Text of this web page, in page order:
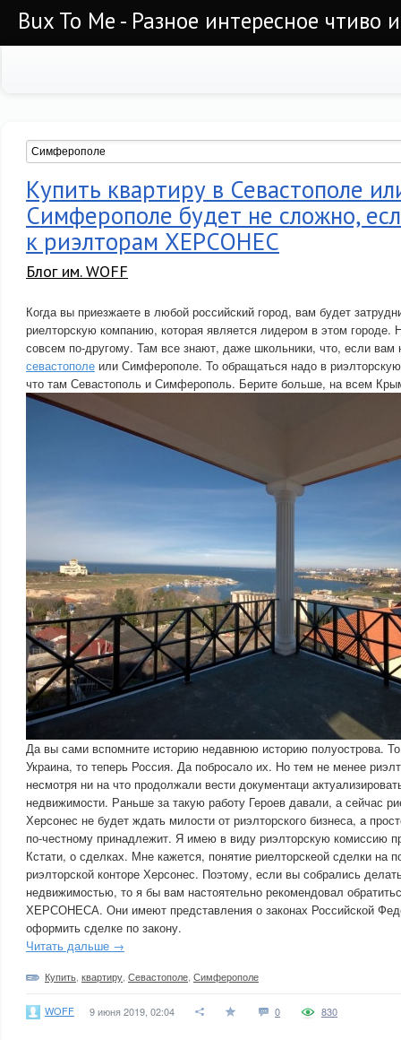
Bux To Me - Разное интересное чтиво
Купить квартиру в Севастополе
Симферополе будет не сложно,
к риэлторам ХЕРСОНЕС
Блог им. WOFF
Когда вы приезжаете в любой российский город, вам будет
риелторскую компанию, которая является лидером в этом городе.
совсем по-другому. Там все знают, даже школьники, что, если
севастополе или Симферополе. То обращаться надо в
что там Севастополь и Симферополь. Берите больше, на всем
Да вы сами вспомните историю недавнюю историю полуострова.
Украина, то теперь Россия. Да побросало их. Но тем не менее
несмотря ни на что продолжали вести документаци
недвижимости. Раньше за такую работу Героев давали, а сейчас
Херсонес не будет ждать милости от риэлторского бизнеса, а
по-честному принадлежит. Я имею в виду риэлторскую комиссию
Кстати, о сделках. Мне кажется, понятие риелторскеой сделки на
риэлторской конторе Херсонес. Поэтому, если вы собрались
недвижимостью, то я бы вам настоятельно рекомендовал
ХЕРСОНЕСА. Они имеют представления о законах Российской
оформить сделке по закону.
Читать дальше →
Купить квартиру Севастополе Симферополе
WOFF 9 июня 2019, 02:04 0 830